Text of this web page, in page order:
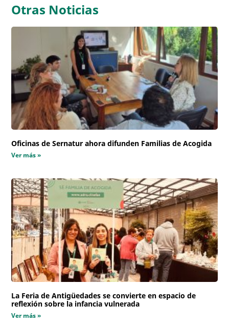
Otras Noticias
Oficinas de Sernatur ahora difunden Familias de Acogida
Ver más »
La Feria de Antigüedades se convierte en espacio de
reflexión sobre la infancia vulnerada
Ver más »